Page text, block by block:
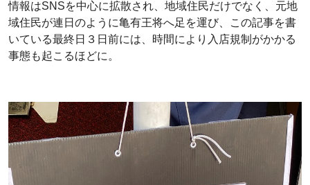
情報はSNSを中心に拡散され、地域住民だけでなく、元地
域住民が連日のように亀有王将へ足を運び、この記事を書
いている最終日３日前には、時間により入店規制がかかる
事態も起こるほどに。